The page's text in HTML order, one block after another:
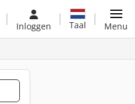
Inloggen Taal Menu